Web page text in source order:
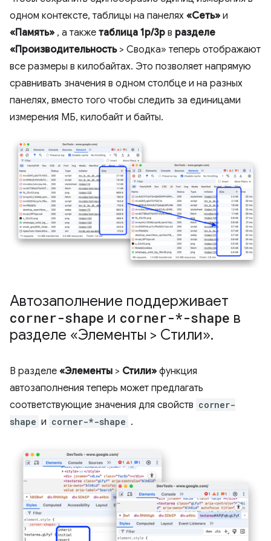
одном контексте, таблицы на панелях «Сеть» и
«Память» , а также таблица 1p/3p в разделе
«Производительность> Сводка» теперь отображают
все размеры в килобайтах. Это позволяет напрямую
сравнивать значения в одном столбце и на разных
панелях, вместо того чтобы следить за единицами
измерения МБ, килобайт и байты.
Автозаполнение поддерживает
corner-shape и corner-*-shape в
разделе «Элементы > Стили».
В разделе «Элементы > Стили» функция
автозаполнения теперь может предлагать
соответствующие значения для свойств corner-
shape и corner-*-shape .